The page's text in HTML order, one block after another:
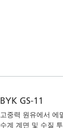
BYK GS-11
고중력 원유에서 에
수계 계면 및 수질